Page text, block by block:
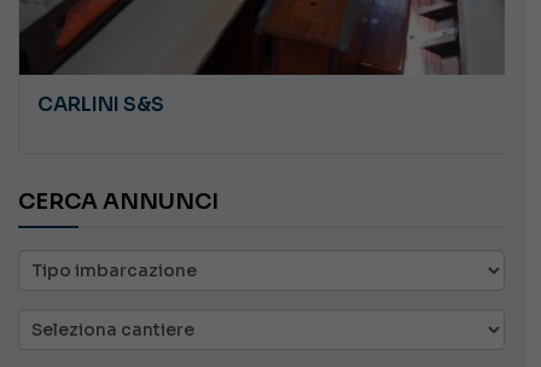
CARLINI S&S
CERCA ANNUNCI